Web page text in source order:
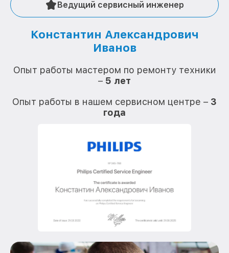
Ведущий сервисный инженер
Константин Александрович
Иванов
Опыт работы мастером по ремонту техники
– 5 лет
Опыт работы в нашем сервисном центре – 3
года